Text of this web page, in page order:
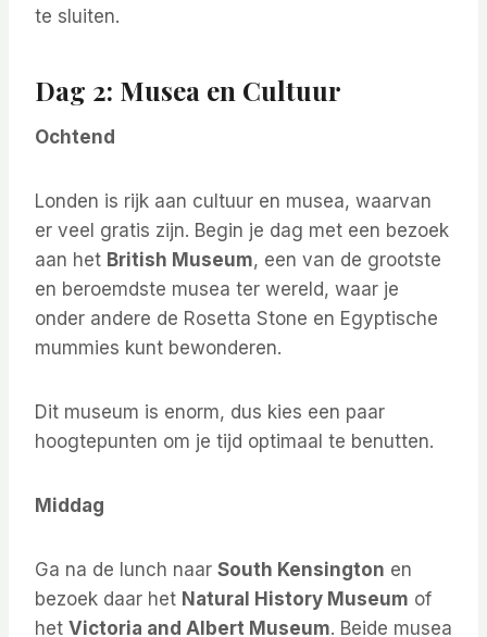
te sluiten.
Dag 2: Musea en Cultuur
Ochtend
Londen is rijk aan cultuur en musea, waarvan
er veel gratis zijn. Begin je dag met een bezoek
aan het British Museum, een van de grootste
en beroemdste musea ter wereld, waar je
onder andere de Rosetta Stone en Egyptische
mummies kunt bewonderen.
Dit museum is enorm, dus kies een paar
hoogtepunten om je tijd optimaal te benutten.
Middag
Ga na de lunch naar South Kensington en
bezoek daar het Natural History Museum of
het Victoria and Albert Museum. Beide musea